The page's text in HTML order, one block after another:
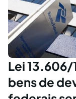
Lei
bens de